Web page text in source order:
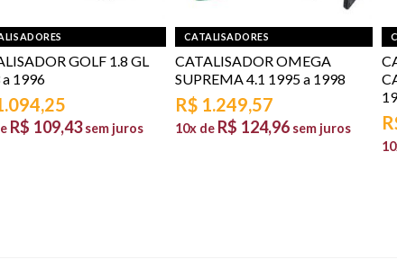
GOLF 1.8 GL
1996
R$ 109,43 sem juros
CATALISADORES
CATALISADOR OMEGA
SUPREMA 4.1 1995 a 1998
R$ 1.249,57
10x de R$ 124,96 sem juros